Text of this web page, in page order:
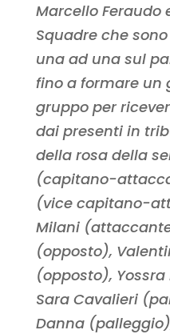
Marcello Feraudo
Squadre che
una ad una sul
fino a formare un
gruppo per
dai presenti in
della rosa della
(capitano-
(vice capitano-
Milani
(opposto),
(opposto),
Sara Cavalieri
Danna